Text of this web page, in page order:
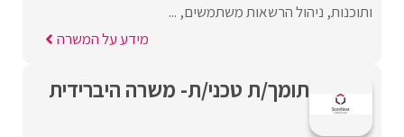
ותוכנות, ניהול הרשאות משתמשים, ...
מידע על המשרה
תומך/ת טכני/ת- משרה היברידית